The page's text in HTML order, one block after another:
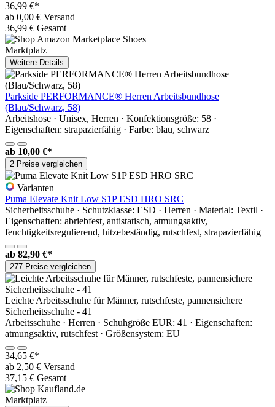
36,99 €*
ab 0,00 € Versand
36,99 € Gesamt
Marktplatz
Weitere Details
Parkside PERFORMANCE® Herren Arbeitsbundhose
(Blau/Schwarz, 58)
Arbeitshose · Unisex, Herren · Konfektionsgröße: 58 ·
Eigenschaften: strapazierfähig · Farbe: blau, schwarz
ab 10,00 €*
2 Preise vergleichen
Varianten
Puma Elevate Knit Low S1P ESD HRO SRC
Sicherheitsschuhe · Schutzklasse: ESD · Herren · Material: Textil ·
Eigenschaften: abriebfest, antistatisch, atmungsaktiv,
feuchtigkeitsregulierend, hitzebeständig, rutschfest, strapazierfähig
ab 82,90 €*
277 Preise vergleichen
Leichte Arbeitsschuhe für Männer, rutschfeste, pannensichere
Sicherheitsschuhe - 41
Arbeitsschuhe · Herren · Schuhgröße EUR: 41 · Eigenschaften:
atmungsaktiv, rutschfest · Größensystem: EU
34,65 €*
ab 2,50 € Versand
37,15 € Gesamt
Marktplatz